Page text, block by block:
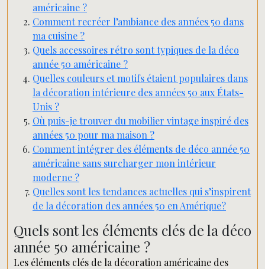
américaine ?
Comment recréer l’ambiance des années 50 dans
ma cuisine ?
Quels accessoires rétro sont typiques de la déco
année 50 américaine ?
Quelles couleurs et motifs étaient populaires dans
la décoration intérieure des années 50 aux États-
Unis ?
Où puis-je trouver du mobilier vintage inspiré des
années 50 pour ma maison ?
Comment intégrer des éléments de déco année 50
américaine sans surcharger mon intérieur
moderne ?
Quelles sont les tendances actuelles qui s’inspirent
de la décoration des années 50 en Amérique?
Quels sont les éléments clés de la déco
année 50 américaine ?
Les éléments clés de la décoration américaine des